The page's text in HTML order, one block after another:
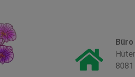
Büro
8081